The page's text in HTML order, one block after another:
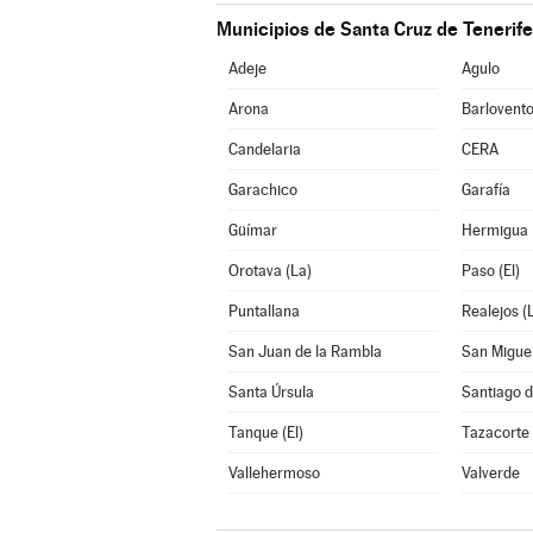
Municipios de Santa Cruz de Tenerife
Adeje Agulo
Arona Barlovento
Candelaria CERA
Garachico Garafía
Güímar Hermigua
Orotava (La) Paso (El)
Puntallana Realejos
San Juan de la Rambla San
Santa Úrsula Santiago
Tanque (El) Tazacorte
Vallehermoso Valverde